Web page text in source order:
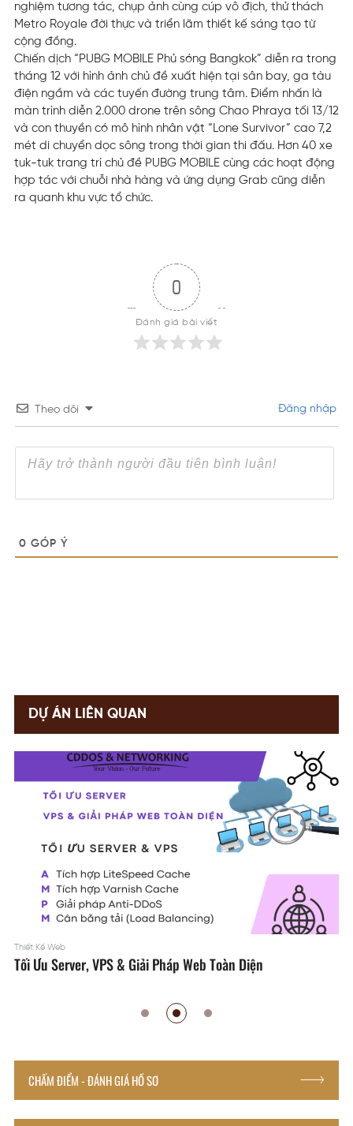
nghiệm tương tác, chụp ảnh cùng cúp vô địch, thử thách
Metro Royale đời thực và triển lãm thiết kế sáng tạo từ
cộng đồng.
Chiến dịch “PUBG MOBILE Phủ sóng Bangkok” diễn ra trong
tháng 12 với hình ảnh chủ đề xuất hiện tại sân bay, ga tàu
điện ngầm và các tuyến đường trung tâm. Điểm nhấn là
màn trình diễn 2.000 drone trên sông Chao Phraya tối 13/12
và con thuyền có mô hình nhân vật “Lone Survivor” cao 7,2
mét di chuyển dọc sông trong thời gian thi đấu. Hơn 40 xe
tuk-tuk trang trí chủ đề PUBG MOBILE cùng các hoạt động
hợp tác với chuỗi nhà hàng và ứng dụng Grab cũng diễn
ra quanh khu vực tổ chức.
0
Đánh giá bài viết
Theo dõi Đăng nhập
0 GÓP Ý
DỰ ÁN LIÊN QUAN
Thiết Kế Web
Tối Ưu Server, VPS & Giải Pháp Web Toàn Diện
CHẤM ĐIỂM - ĐÁNH GIÁ HỒ SƠ